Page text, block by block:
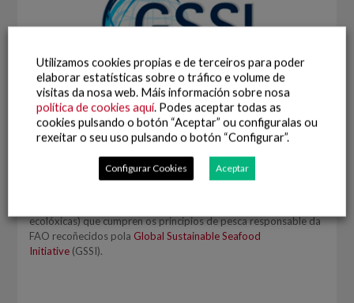
ecolóxicas) que cumpren os principios de pesca responsable da
FAO recoñecidos pola Global Sustainable Seafood
Initiative(GSSI).
Utilizamos cookies propias e de terceiros para poder
elaborar estatísticas sobre o tráfico e volume de
visitas da nosa web. Máis información sobre nosa
política de cookies aquí. Podes aceptar todas as
cookies pulsando o botón “Aceptar” ou configuralas ou
rexeitar o seu uso pulsando o botón “Configurar”.
Configurar Cookies Aceptar